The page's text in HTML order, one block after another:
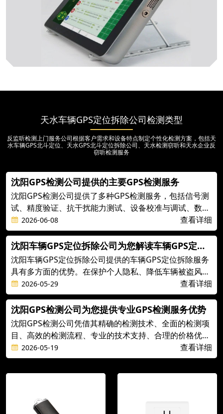
天水车辆GPS定位拆除公司检测类型
反监听检测上门服务公司根据客户需求和设备特点制定个性化检测方案，包括天
水车辆GPS北斗定位、天水GPS北斗定位拆除公司、天水检测窃听和天水企业反
窃听检测服务
沈阳GPS检测公司提供的主要GPS检测服务
沈阳GPS检测公司提供了多种GPS检测服务，包括信号测
试、精度验证、抗干扰能力测试、设备校准与调试、数据
分析与报告、咨询与培训，以及定期检测与维护等。这些
服务不仅有助于确保GPS设备的性能和可靠性
2026-06-08 查看详细
沈阳车辆GPS定位拆除公司为您解读车辆GPS定位
拆除的优势
沈阳车辆GPS定位拆除公司提供的车辆GPS定位拆除服务
具有多方面的优势。在保护个人隐私、降低车辆被盗风
险、节省车辆维护成本、提高驾驶体验、避免不必要的费
用以及适应个性化需求等方面
2026-05-29 查看详细
沈阳GPS检测公司为您提供专业GPS检测服务优势
沈阳GPS检测公司凭借其精确的检测技术、全面的检测项
目、高效的检测流程、专业的技术支持、合理的价格优势
和完善的售后服务，成为众多客户的信赖之选。
2026-05-19 查看详细